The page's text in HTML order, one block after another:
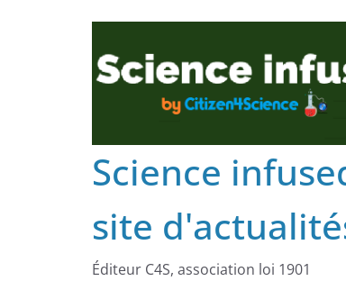
Science
site
Éditeur C4S, association loi 1901